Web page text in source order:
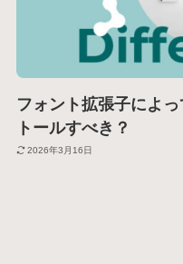
フォント拡張子によ
トールすべき？
2026年3月16日